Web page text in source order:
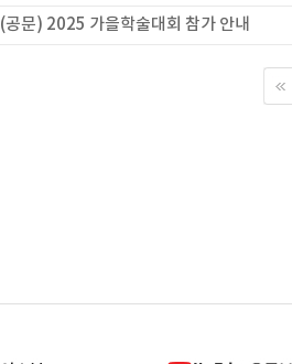
(공문) 2025 가을학술대회 참가 안내